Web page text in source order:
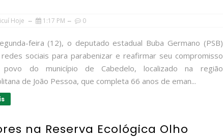
Hoje 1:17 PM 0
feira (12), o deputado estadual Buba Germano (PSB)
sociais para parabenizar e reafirmar seu compromisso
do município de Cabedelo, localizado na região
de João Pessoa, que completa 66 anos de eman...
na Reserva Ecológica Olho